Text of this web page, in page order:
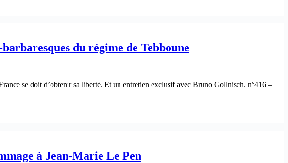
du régime de Tebboune
se doit d’obtenir sa liberté. Et un entretien exclusif avec Bruno Gollnisch. n°416 –
à Jean-Marie Le Pen